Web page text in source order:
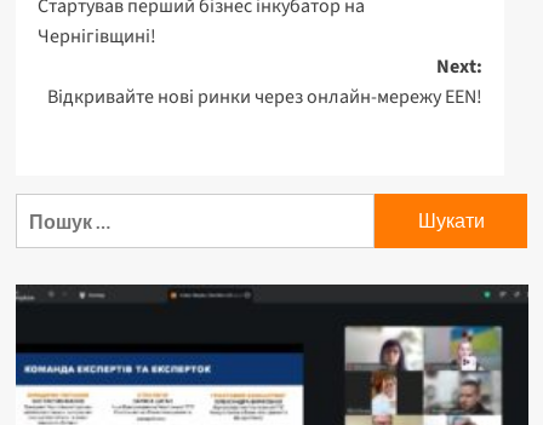
navigation
Стартував перший бізнес інкубатор на
Чернігівщині!
Next:
Відкривайте нові ринки через онлайн-мережу EEN!